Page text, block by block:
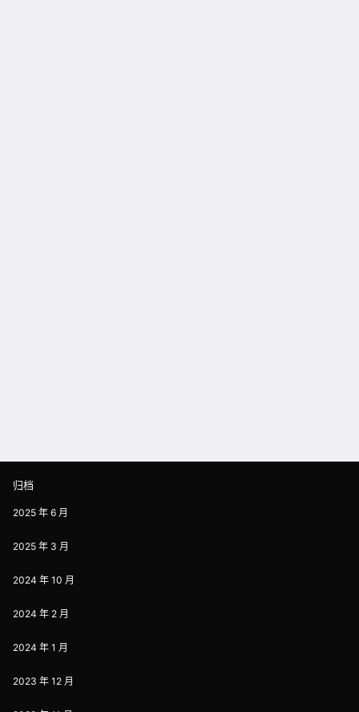
归档
2025 年 6 月
2025 年 3 月
2024 年 10 月
2024 年 2 月
2024 年 1 月
2023 年 12 月